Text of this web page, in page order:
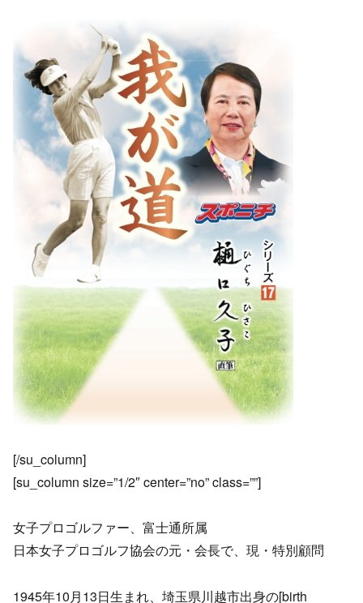
[/su_column]
[su_column size=”1/2″ center=”no” class=””]
女子プロゴルファー、富士通所属
日本女子プロゴルフ協会の元・会長で、現・特別顧問
1945年10月13日生まれ、埼玉県川越市出身の[birth